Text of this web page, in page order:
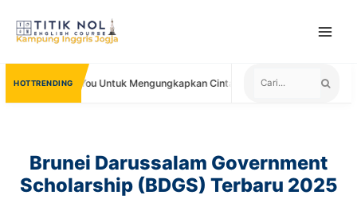
content
TRENDING
I Love You Untuk Mengungkapkan Cinta Negara yang Menerima
Brunei Darussalam Government
Scholarship (BDGS) Terbaru 2025